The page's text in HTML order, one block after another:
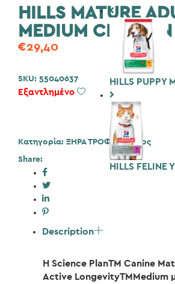
HILLS PUPPY
HILLS FELINE
HILLS MATURE
MEDIUM
€29,40
SKU: 55040637
Εξαντλημένο Add to Wishlist
Κατηγορία: ΞΗΡΑ ΤΡΟΦΗ,Σκύλος
Share:
Description
Η Science PlanTM Canine
Active LongevityTMMedium